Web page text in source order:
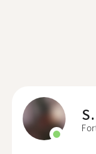
S.